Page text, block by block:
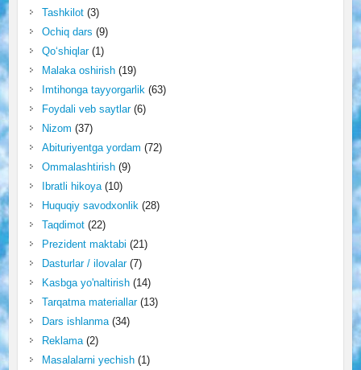
Tashkilot(3)
Ochiq dars (9)
Qo‘shiqlar(1)
Malaka oshirish(19)
Imtihonga tayyorgarlik(63)
Foydali veb saytlar(6)
Nizom (37)
Abituriyentga yordam (72)
Ommalashtirish(9)
Ibratli hikoya(10)
Huquqiy savodxonlik(28)
Taqdimot(22)
Prezident maktabi (21)
Dasturlar / ilovalar(7)
Kasbga yo'naltirish(14)
Tarqatma materiallar(13)
Dars ishlanma(34)
Reklama(2)
Masalalarni yechish(1)